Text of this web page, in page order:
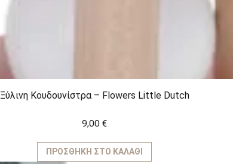
Ξύλινη Kουδουνίστρα – Flowers Little Dutch
9,00 €
ΠΡΟΣΘΉΚΗ ΣΤΟ ΚΑΛΆΘΙ